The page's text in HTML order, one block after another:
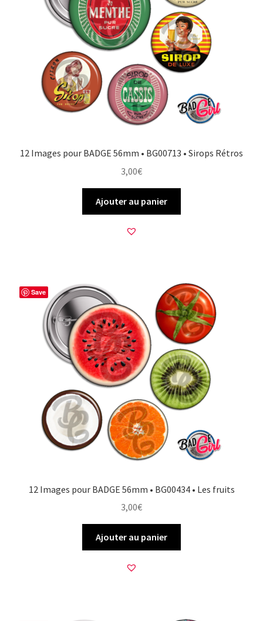
12 Images pour BADGE 56mm • BG00713 • Sirops Rétros
3,00€
Ajouter au panier
Save
12 Images pour BADGE 56mm • BG00434 • Les fruits
3,00€
Ajouter au panier